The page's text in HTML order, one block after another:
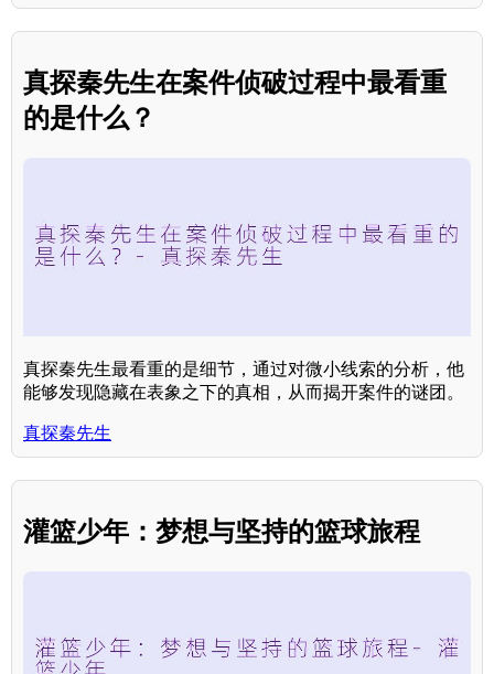
真探秦先生在案件侦破过程中最看重
的是什么？
真探秦先生最看重的是细节，通过对微小线索的分析，他
能够发现隐藏在表象之下的真相，从而揭开案件的谜团。
真探秦先生
灌篮少年：梦想与坚持的篮球旅程